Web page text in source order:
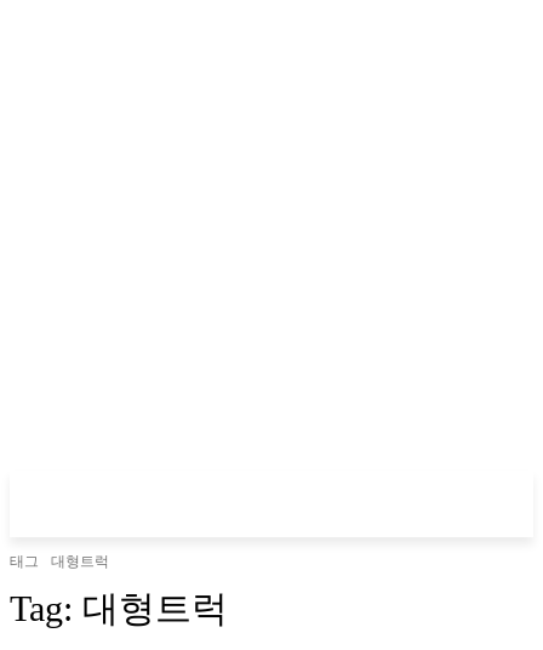
태그 대형트럭
Tag: 대형트럭